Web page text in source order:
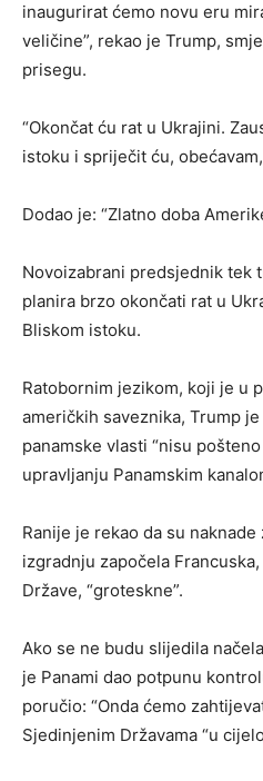
inaugurirat ćemo novu eru
veličine”, rekao je Trump,
prisegu.
“Okončat ću rat u Ukrajini.
istoku i spriječit ću,
Dodao je: “Zlatno doba
Novoizabrani predsjednik tek
planira brzo okončati rat u
Bliskom istoku.
Ratobornim jezikom, koji je u
američkih saveznika, Trump
panamske vlasti “nisu
upravljanju Panamskim
Ranije je rekao da su
izgradnju započela
Države, “groteskne”.
Ako se ne budu slijedila
je Panami dao potpunu
poručio: “Onda ćemo
Sjedinjenim Državama “u